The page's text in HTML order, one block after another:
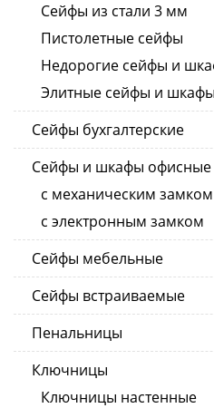
Сейфы из стали 3 мм
Пистолетные сейфы
Недорогие сейфы и
Элитные сейфы и шкафы
Сейфы бухгалтерские
Сейфы и шкафы офисные
с механическим замком
с электронным замком
Сейфы мебельные
Сейфы встраиваемые
Пенальницы
Ключницы
Ключницы настенные